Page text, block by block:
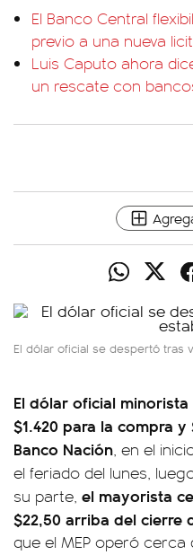
El Banco Central
previo a una nueva
Luis Caputo ahora
un rescate con
El dólar oficial se despertó tras
El dólar oficial
$1.420 para la compra y
Banco Nación, en el
el feriado del lunes,
su parte, el mayorista
$22,50 arriba del cierre
que el MEP operó cerca